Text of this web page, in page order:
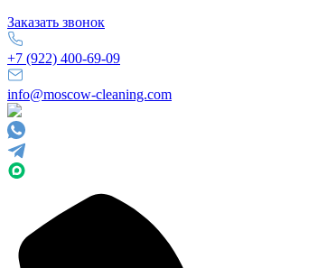
Заказать звонок
+7 (922) 400-69-09
info@moscow-cleaning.com